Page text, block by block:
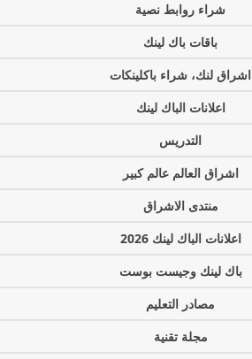
شراء روابط نصية
باقات باك لينك
اشراق لنك، شراء باكلينكات
اعلانات الباك لينك
التدريس
اشراق العالم عالم كبير
منتدى الاشراق
اعلانات الباك لينك 2026
باك لينك وجيست بوست
مصادر التعليم
مجلة تقنية